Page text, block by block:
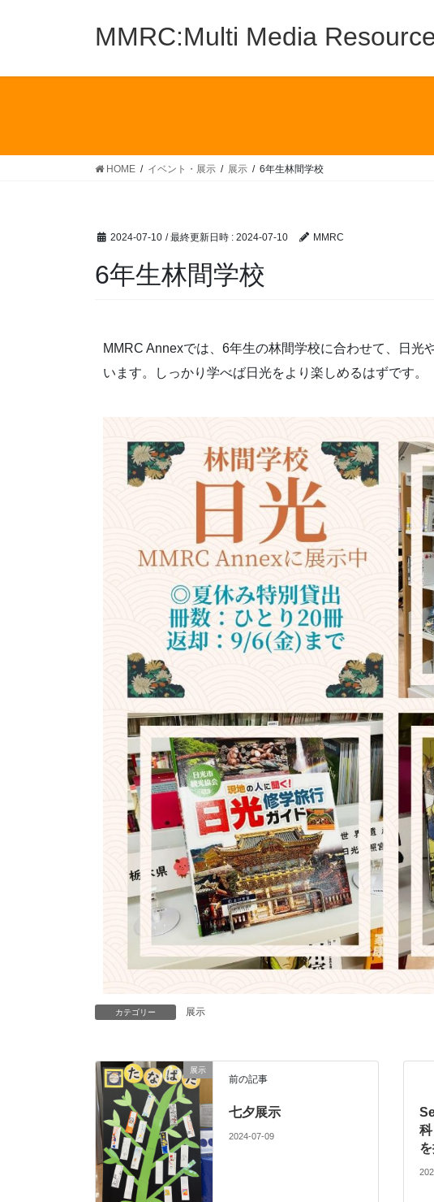
MMRC:Multi Media
HOME イベント・展示 展示 6年生林間学校
2024-07-10 / 最終更新日時 : 2024-07-10 MMRC
6年生林間学校
MMRC Annexでは、6年生の林間学校に合わせて、日光
います。しっかり学べば日光をより楽しめるはずです。
カテゴリー 展示
展示
前の記事
七夕展示
2024-07-09